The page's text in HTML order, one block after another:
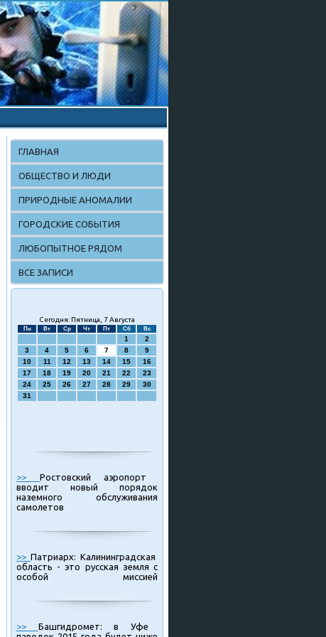
ГЛАВНАЯ
ОБЩЕСТВО И ЛЮДИ
ПРИРОДНЫЕ АНОМАЛИИ
ГОРОДСКИЕ СОБЫТИЯ
ЛЮБОПЫТНОЕ РЯДОМ
ВСЕ ЗАПИСИ
Сегодня: Пятница, 7 Августа
Пн Вт Ср Чт Пт Сб Вс
1
2
3
4 5 6 7 8
9
10
11 12 13 14 15
16
17
18 19 20 21 22
23
24
25 26 27 28 29
30
31
>> Ростовский аэропорт
вводит новый порядок
наземного обслуживания
самолетов
>> Патриарх: Калининградская
область - это русская земля с
особой миссией
>> Башгидромет: в Уфе